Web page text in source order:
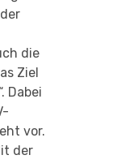
die
Ziel
Dabei
vor.
der